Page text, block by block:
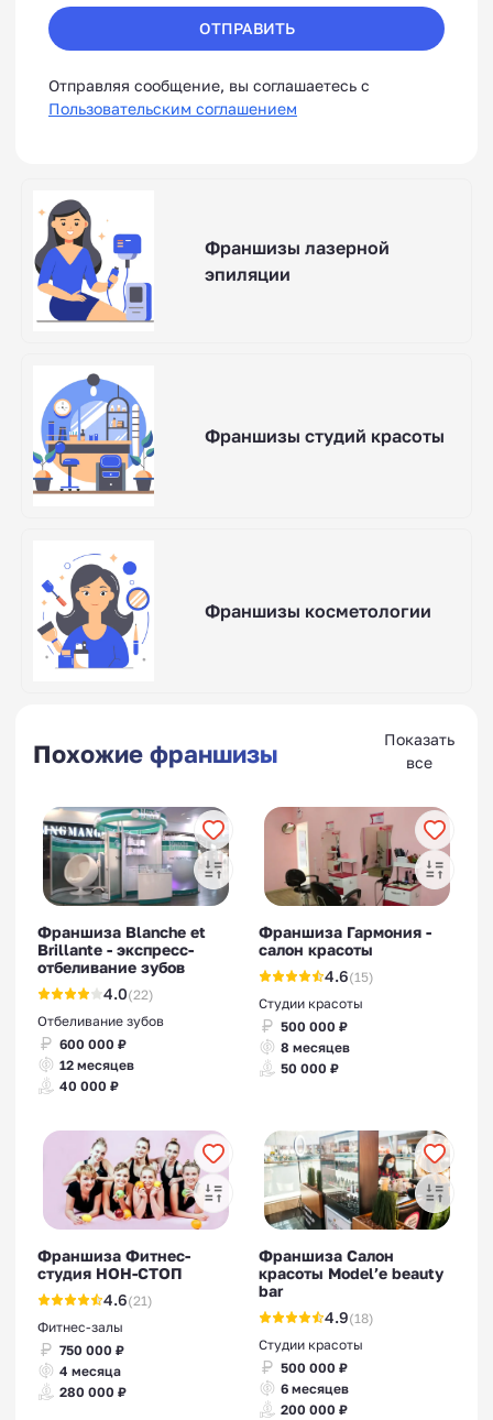
ОТПРАВИТЬ
Отправляя сообщение, вы соглашаетесь с
Пользовательским соглашением
Франшизы лазерной
эпиляции
Франшизы студий красоты
Франшизы косметологии
Похожие франшизы
Показать
все
Франшиза Blanche et
Brillante - экспресс-
отбеливание зубов
4.0(22)
Отбеливание зубов
600 000 ₽
12 месяцев
40 000 ₽
Франшиза Гармония -
салон красоты
4.6(15)
Студии красоты
500 000 ₽
8 месяцев
50 000 ₽
Франшиза Фитнес-
студия НОН-СТОП
4.6(21)
Фитнес-залы
750 000 ₽
4 месяца
280 000 ₽
Франшиза Салон
красоты Model’e beauty
bar
4.9(18)
Студии красоты
500 000 ₽
6 месяцев
200 000 ₽